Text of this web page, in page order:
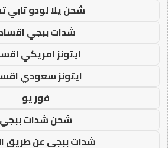
شحن يلا لودو تابي
شدات ببجي
ايتونز امريكي
ايتونز سعودي
فور يو
شحن شدات ببجي
شدات ببجي عن طريق